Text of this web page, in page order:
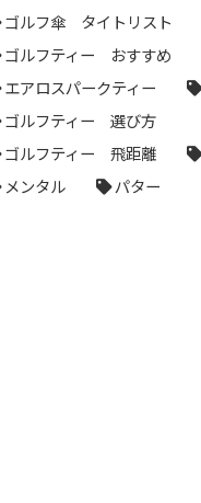
ゴルフ傘 タイトリスト
ゴルフティー おすすめ
エアロスパークティー
ゴルフティー 選び方
ゴルフティー 飛距離
メンタル
パター